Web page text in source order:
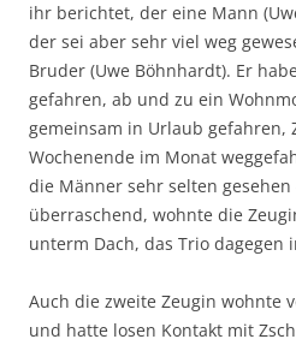
ihr berichtet, der eine Mann
der sei aber sehr viel weg
Bruder (Uwe Böhnhardt). Er
gefahren, ab und zu ein
gemeinsam in Urlaub gefahren,
Wochenende im Monat
die Männer sehr selten
überraschend, wohnte die
unterm Dach, das Trio dagegen
Auch die zweite Zeugin wohnte
und hatte losen Kontakt mit